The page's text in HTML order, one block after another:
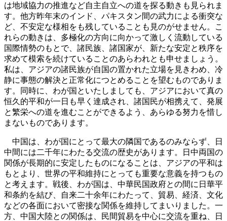
は地域協力の推進など自主自立への道を探る動きも見られま
す。他方昨年末のインド、パキスタン間の武力による衝突な
ど、不安定な様相をも残していることも見のがせません。こ
れらの動きは、多極化の方向に向かって激しく流動している
国際情勢のもとで、諸民族、諸国家が、新たな安定と秩序を
求めて模索を続けていることのあらわれとも申せましょう。
私は、アジアの諸民族が自国の置かれた立場を見きわめ、冷
静に事態の解決と正常化につとめることを望むものでありま
す。同時に、わが国といたしましても、アジアにおいて真の
恒久的平和が一日も早く達成され、諸国民が相携えて、発展
と繁栄への道を進むことができるよう、あらゆる努力を惜し
まないものであります。
中国は、わが国にとって最大の隣国であるのみならず、日
中間には二千年にわたる交流の歴史があります。日中両国の
関係が長期的に安定したものになることは、アジアの平和は
もとより、世界の平和維持にとっても重要な意義を持つもの
と考えます。戦後、わが国は、中華民国政府との間に日華平
和条約を結び、自来二十余年にわたって、貿易、経済、文化
などの各面において密接な関係を維持してまいりました。一
方、中国大陸との関係は、民間貿易を中心に交流を重ね、日